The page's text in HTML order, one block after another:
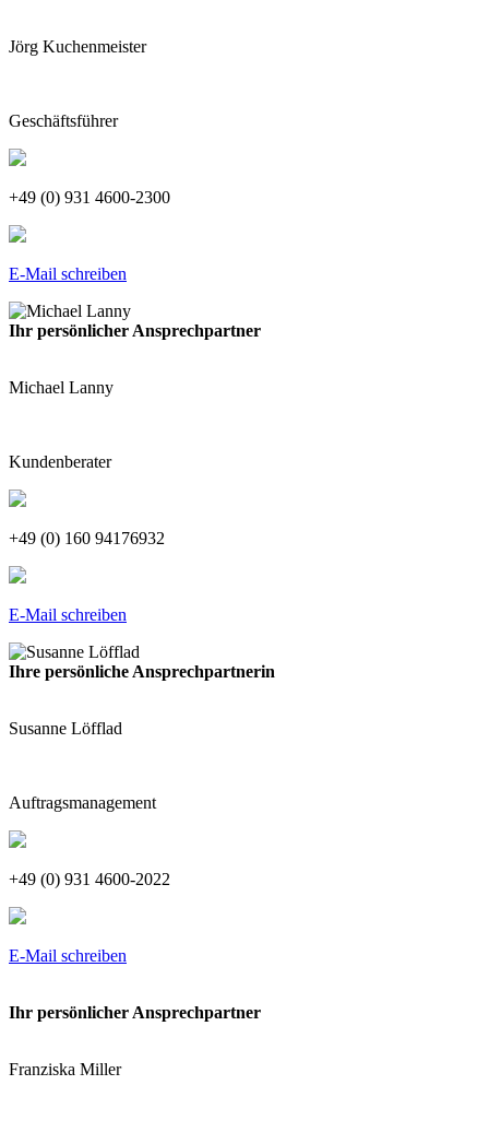
Jörg Kuchenmeister
Geschäftsführer
+49 (0) 931 4600-2300
E-Mail schreiben
Ihr persönlicher Ansprechpartner
Michael Lanny
Kundenberater
+49 (0) 160 94176932
E-Mail schreiben
Ihre persönliche Ansprechpartnerin
Susanne Löfflad
Auftragsmanagement
+49 (0) 931 4600-2022
E-Mail schreiben
Ihr persönlicher Ansprechpartner
Franziska Miller